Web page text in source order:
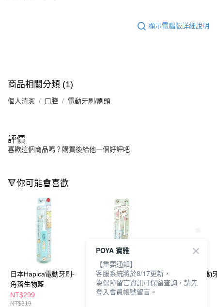
顯示電腦版詳細說明
商品相關分類 (1)
個人清潔 口腔 電動牙刷/刷頭
評價
喜歡這個商品嗎？購買後給他一個好評吧
🔻你可能會喜歡
日本Hapica電動牙刷-
角落生物藍
NT$299
NT$319
日本Hapica電動牙刷-
多款任選
NT$358
日本Hapica電動
多款任選
POYA 寶雅
【重要通知】
客服系統將於8/17更新，
為保障留言資訊可保留查詢，請先
登入會員帳號留言。